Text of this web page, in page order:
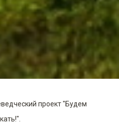
проект "Будем